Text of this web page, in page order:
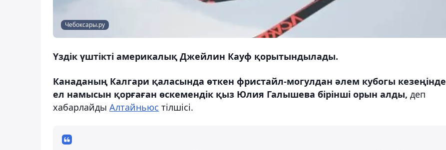
Чебоксары.ру
Үздік үштікті америкалық Джейлин Кауф қорытындылады.
Канаданың Калгари қаласында өткен фристайл-могулдан әлем кубогы кезеңінде
ел намысын қорғаған өскемендік қыз Юлия Галышева бірінші орын алды, деп
хабарлайды Алтайньюс тілшісі.